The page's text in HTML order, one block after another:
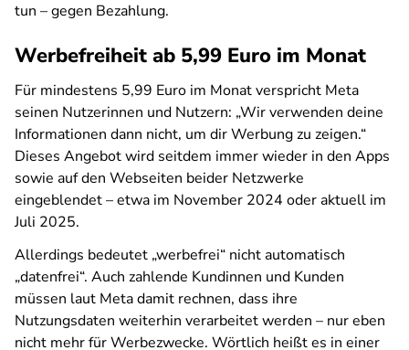
tun – gegen Bezahlung.
Werbefreiheit ab 5,99 Euro im Monat
Für mindestens 5,99 Euro im Monat verspricht Meta
seinen Nutzerinnen und Nutzern: „Wir verwenden deine
Informationen dann nicht, um dir Werbung zu zeigen.“
Dieses Angebot wird seitdem immer wieder in den Apps
sowie auf den Webseiten beider Netzwerke
eingeblendet – etwa im November 2024 oder aktuell im
Juli 2025.
Allerdings bedeutet „werbefrei“ nicht automatisch
„datenfrei“. Auch zahlende Kundinnen und Kunden
müssen laut Meta damit rechnen, dass ihre
Nutzungsdaten weiterhin verarbeitet werden – nur eben
nicht mehr für Werbezwecke. Wörtlich heißt es in einer